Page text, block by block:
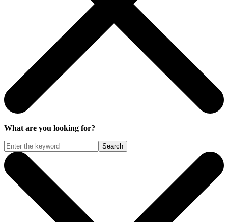
What are you looking for?
Search